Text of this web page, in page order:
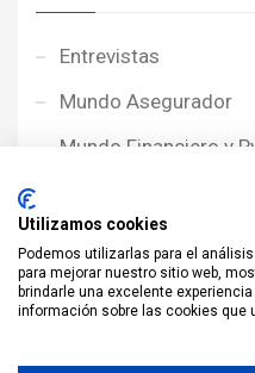
Entrevistas
Mundo Asegurador
Mundo Financiero y
Noticias NewcorRED
Protagonistas
Utilizamos cookies
Podemos utilizarlas para el
para mejorar nuestro sitio web,
brindarle una excelente
información sobre las cookies que